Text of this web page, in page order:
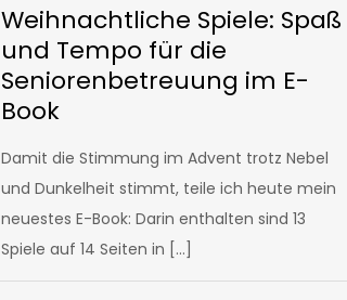
Weihnachtliche Spiele: Spaß
und Tempo für die
Seniorenbetreuung im E-
Book
Damit die Stimmung im Advent trotz Nebel
und Dunkelheit stimmt, teile ich heute mein
neuestes E-Book: Darin enthalten sind 13
Spiele auf 14 Seiten in […]